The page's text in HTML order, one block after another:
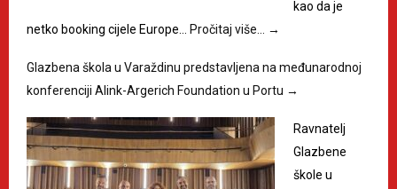
kao da je
netko booking cijele Europe…
Pročitaj više… →
Glazbena škola u Varaždinu predstavljena na međunarodnoj
konferenciji Alink-Argerich Foundation u Portu →
Ravnatelj
Glazbene
škole u